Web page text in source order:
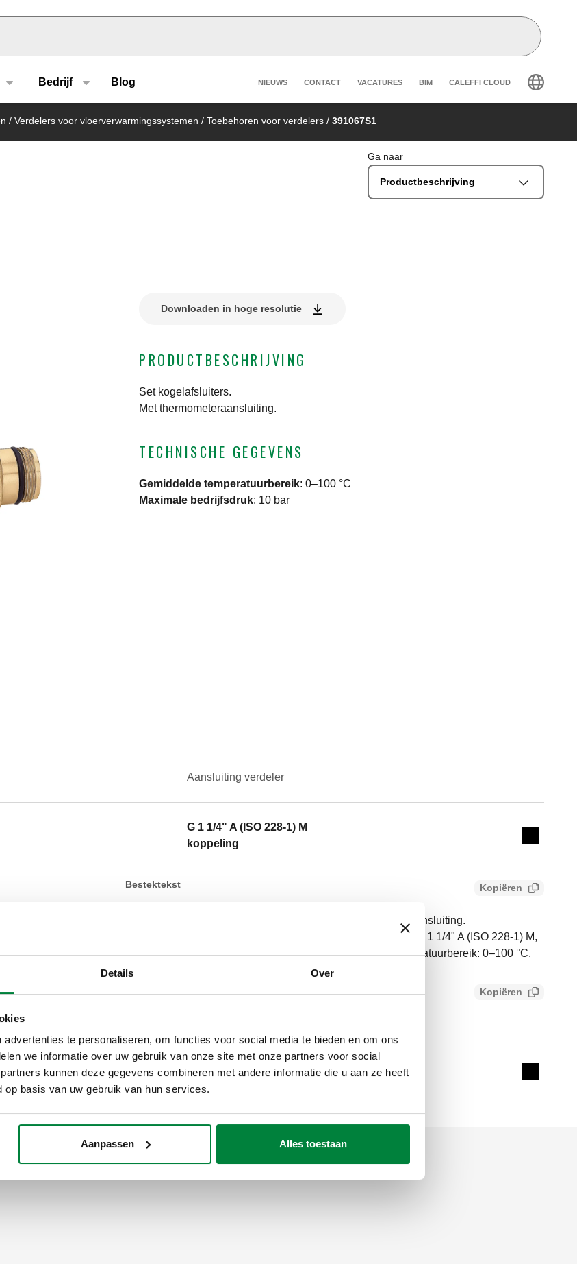
Details Over
te personaliseren, om functies voor social media te bieden en om ons
we informatie over uw gebruik van onze site met onze partners voor social
kunnen deze gegevens combineren met andere informatie die u aan ze heeft
basis van uw gebruik van hun services.
Aanpassen Alles toestaan
Bedrijf Blog Header secondary navigation
NIEUWS CONTACT VACATURES BIM CALEFFI CLOUD
/ Verdelers voor vloerverwarmingssystemen / Toebehoren voor verdelers / 391067S1
Ga naar
Productbeschrijving
Downloaden in hoge resolutie
PRODUCTBESCHRIJVING
Set kogelafsluiters.
Met thermometeraansluiting.
TECHNISCHE GEGEVENS
Gemiddelde temperatuurbereik: 0–100 °C
Maximale bedrijfsdruk: 10 bar
Aansluiting verdeler
G 1 1/4" A (ISO 228-1) M
koppeling
Collapse
Bestektekst Kopiëren
CALEFFI, 391067S1. Set kogelafsluiters. Met thermometeraansluiting.
Leidingaansluiting: G 1" (ISO 228-1) F. Aansluiting verdeler: G 1 1/4" A (ISO 228-1) M,
koppeling. Maximale bedrijfsdruk: 10 bar. Gemiddelde temperatuurbereik: 0–100 °C.
Kopiëren
G 1 1/4" A (ISO 228-1) M
koppeling
Expand